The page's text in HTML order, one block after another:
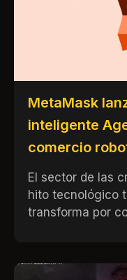
MetaMask
inteligente
comercio
El sector de las
hito tecnológico
transforma por